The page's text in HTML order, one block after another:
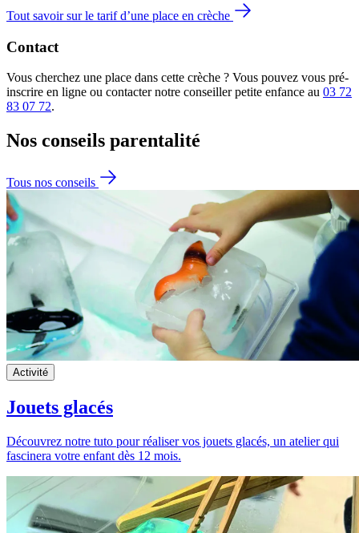
Tout savoir sur le tarif d’une place en crèche
Contact
Vous cherchez une place dans cette crèche ? Vous pouvez vous pré-
inscrire en ligne ou contacter notre conseiller petite enfance au 03 72
83 07 72.
Nos conseils parentalité
Tous nos conseils
Activité
Jouets glacés
Découvrez notre tuto pour réaliser vos jouets glacés, un atelier qui
fascinera votre enfant dès 12 mois.